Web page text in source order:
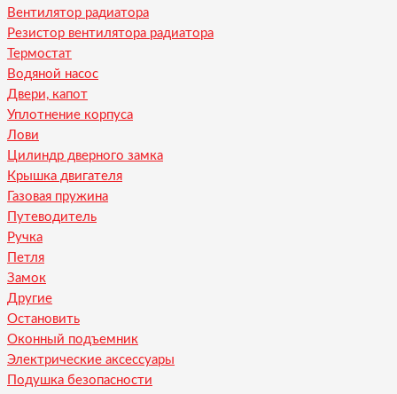
Вентилятор радиатора
Резистор вентилятора радиатора
Термостат
Водяной насос
Двери, капот
Уплотнение корпуса
Лови
Цилиндр дверного замка
Крышка двигателя
Газовая пружина
Путеводитель
Ручка
Петля
Замок
Другие
Остановить
Оконный подъемник
Электрические аксессуары
Подушка безопасности